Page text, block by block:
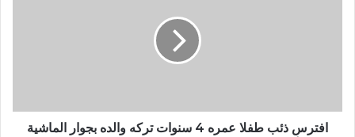
افترس ذئب طفلا عمره 4 سنوات تركه والده بجوار الماشية